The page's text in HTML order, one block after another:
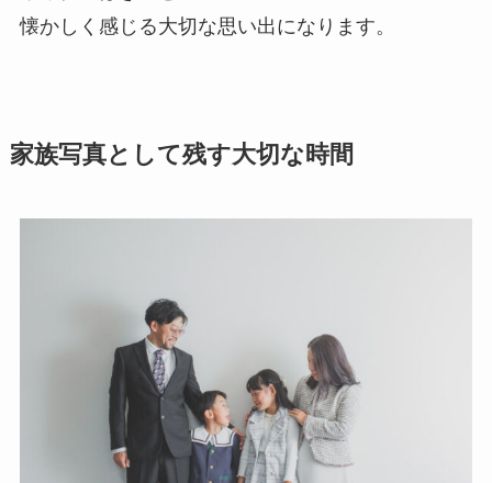
懐かしく感じる大切な思い出になります。
家族写真として残す大切な時間